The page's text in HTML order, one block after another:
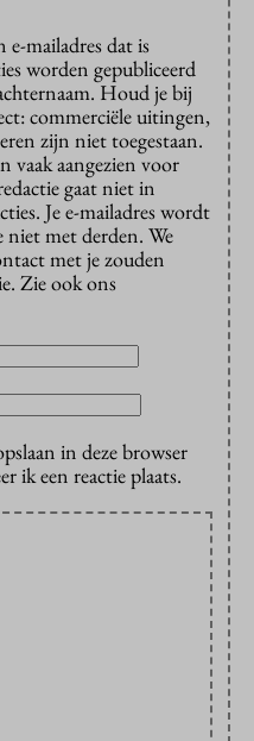
e-mailadres dat is
worden gepubliceerd
Houd je bij
commerciële uitingen,
zijn niet toegestaan.
vaak aangezien voor
gaat niet in
Je e-mailadres wordt
niet met derden. We
met je zouden
Zie ook ons
in deze browser
ik een reactie plaats.